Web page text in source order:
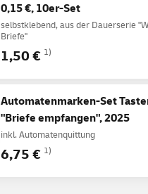
0,15 €, 10er-Set
selbstklebend, aus der Dauerserie
Briefe"
1,50 € 1)
Automatenmarken-Set
"Briefe empfangen", 2025
inkl. Automatenquittung
6,75 € 1)